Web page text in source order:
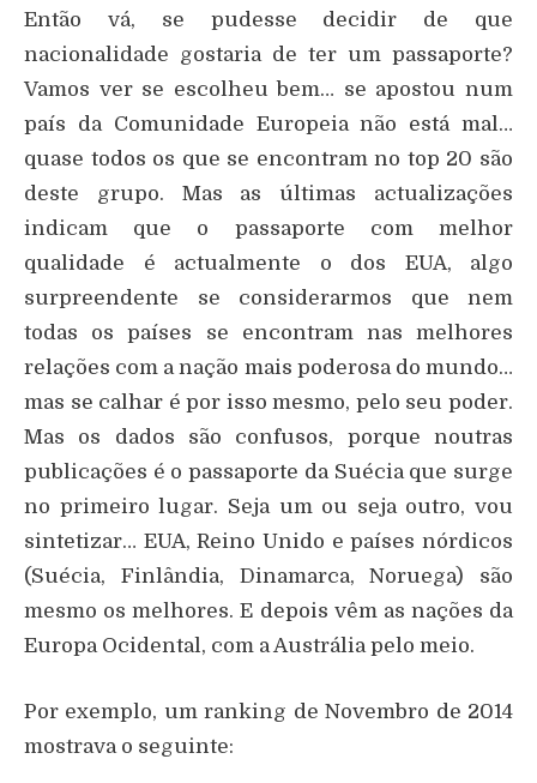
Então vá, se pudesse decidir de que
nacionalidade gostaria de ter um passaporte?
Vamos ver se escolheu bem… se apostou num
país da Comunidade Europeia não está mal…
quase todos os que se encontram no top 20 são
deste grupo. Mas as últimas actualizações
indicam que o passaporte com melhor
qualidade é actualmente o dos EUA, algo
surpreendente se considerarmos que nem
todas os países se encontram nas melhores
relações com a nação mais poderosa do mundo…
mas se calhar é por isso mesmo, pelo seu poder.
Mas os dados são confusos, porque noutras
publicações é o passaporte da Suécia que surge
no primeiro lugar. Seja um ou seja outro, vou
sintetizar… EUA, Reino Unido e países nórdicos
(Suécia, Finlândia, Dinamarca, Noruega) são
mesmo os melhores. E depois vêm as nações da
Europa Ocidental, com a Austrália pelo meio.
Por exemplo, um ranking de Novembro de 2014
mostrava o seguinte: